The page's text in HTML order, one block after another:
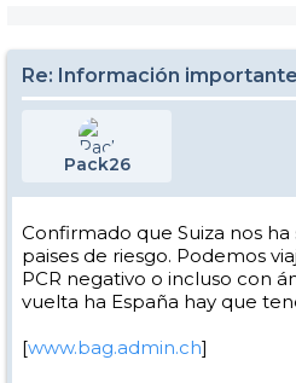
Re: Información importante
Pack26
Confirmado que Suiza nos ha
paises de riesgo. Podemos
PCR negativo o incluso con
vuelta ha España hay que
[www.bag.admin.ch]